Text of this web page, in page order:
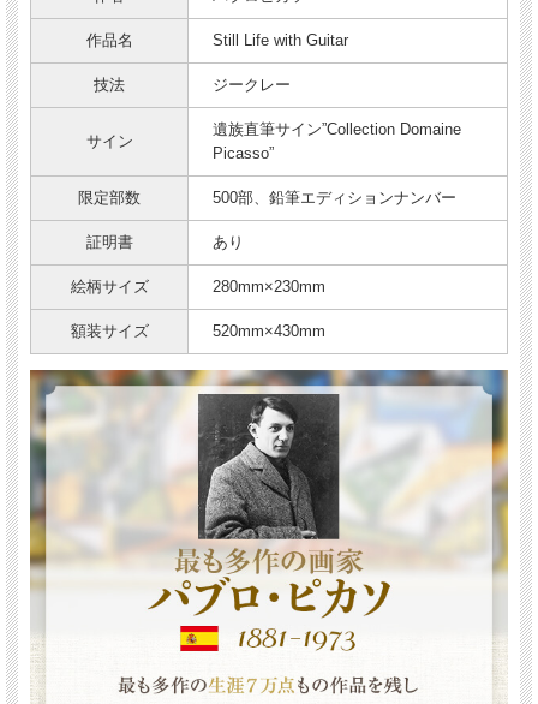
作品名 Still Life with Guitar
技法 ジークレー
サイン
遺族直筆サイン”Collection Domaine
Picasso”
限定部数 500部、鉛筆エディションナンバー
証明書 あり
絵柄サイズ 280mm×230mm
額装サイズ 520mm×430mm